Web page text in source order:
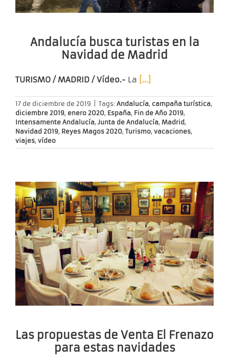
Andalucía busca turistas en la
Navidad de Madrid
TURISMO / MADRID / Vídeo.- La […]
17 de diciembre de 2019 Tags: Andalucía, campaña turística,
diciembre 2019, enero 2020, España, Fin de Año 2019,
Intensamente Andalucía, Junta de Andalucía, Madrid ,
Navidad 2019, Reyes Magos 2020, Turismo, vacaciones,
viajes, vídeo
Las propuestas de Venta El Frenazo
para estas navidades